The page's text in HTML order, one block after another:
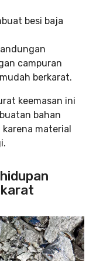
besi baja
campuran
berkarat.
keemasan ini
bahan
karena material